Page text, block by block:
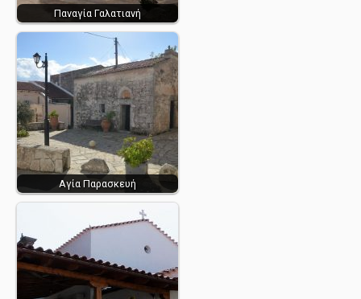
Παναγία Γαλατιανή
Αγία Παρασκευή